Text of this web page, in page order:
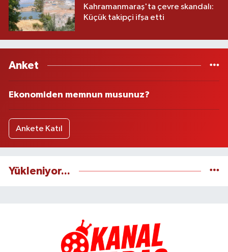
Kahramanmaraş'ta çevre skandalı:
Küçük takipçi ifşa etti
Anket
Ekonomiden memnun musunuz?
Ankete Katıl
Yükleniyor...